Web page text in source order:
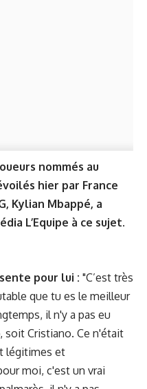
nommés au
hier par France
Kylian Mbappé, a
L’Equipe à ce sujet.
pour lui : "C’est très
que tu es le meilleur
il n'y a pas eu
soit Cristiano. Ce n'était
légitimes et
moi, c'est un vrai